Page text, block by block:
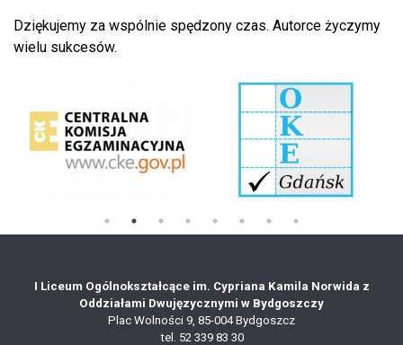
Dziękujemy za wspólnie spędzony czas. Autorce życzymy
wielu sukcesów.
I Liceum Ogólnokształcące im. Cypriana Kamila Norwida z
Oddziałami Dwujęzycznymi w Bydgoszczy
Plac Wolności 9, 85-004 Bydgoszcz
tel. 52 339 83 30